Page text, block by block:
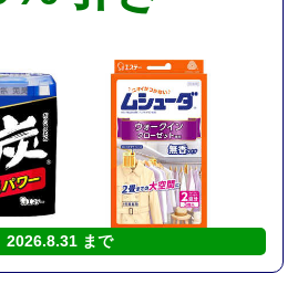
2026.8.31 まで